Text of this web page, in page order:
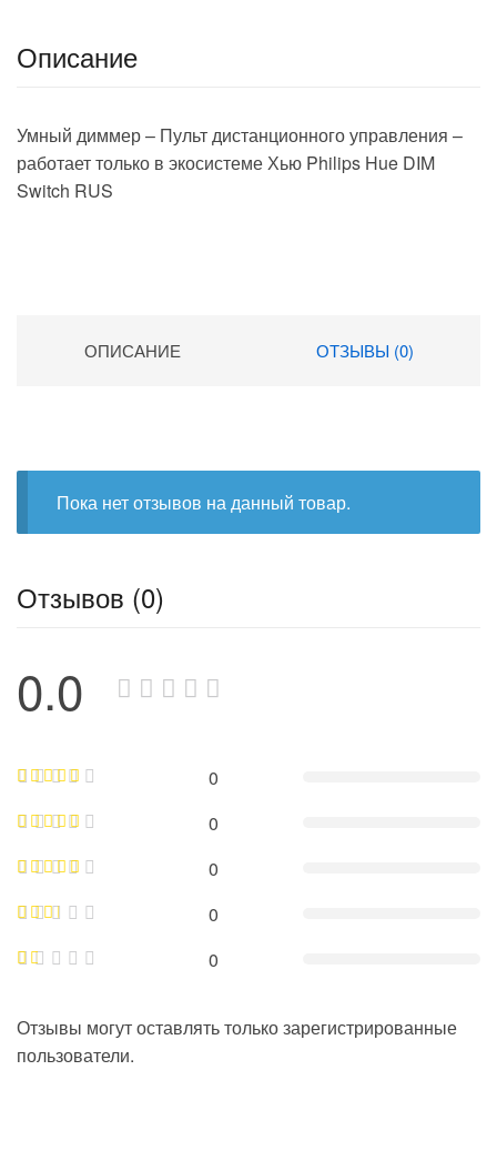
Описание
Умный диммер – Пульт дистанционного управления –
работает только в экосистеме Хью Philips Hue DIM
Switch RUS
ОПИСАНИЕ ОТЗЫВЫ (0)
Пока нет отзывов на данный товар.
Отзывов (0)
0.0
0
0
0
0
0
Отзывы могут оставлять только зарегистрированные
пользователи.